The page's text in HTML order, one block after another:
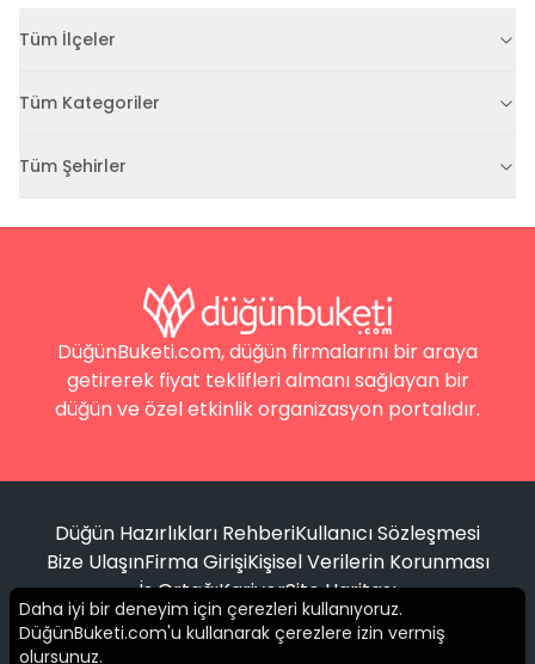
Tüm İlçeler
Tüm Kategoriler
Tüm Şehirler
Filtrele
DüğünBuketi.com, düğün firmalarını bir araya
getirerek fiyat teklifleri almanı sağlayan bir
düğün ve özel etkinlik organizasyon portalıdır.
Düğün Hazırlıkları RehberiKullanıcı Sözleşmesi
Bize UlaşınFirma GirişiKişisel Verilerin Korunması
İş OrtağıKariyerSite Haritası
Daha iyi bir deneyim için çerezleri kullanıyoruz.
DüğünBuketi.com'u kullanarak çerezlere izin vermiş
olursunuz.